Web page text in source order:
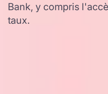
Bank, y compris
taux.